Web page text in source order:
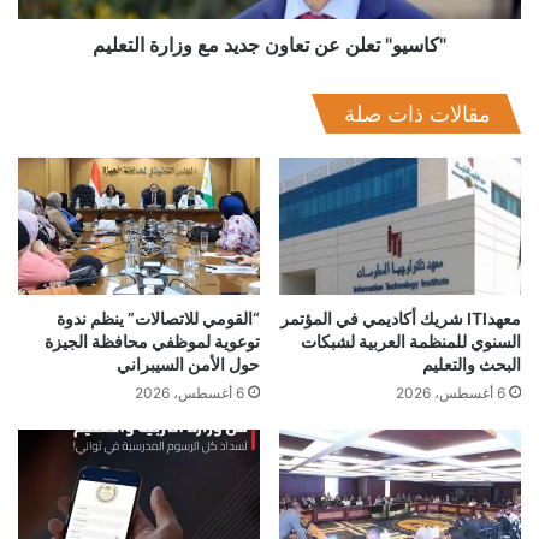
المعلومات المصري والخدمات القائمة عليها – شاملة خدمات
الصادرات وخدمات التعهيد المحلية والداخلية -إلى 378 ألف موظف
موظف خلال عام 2017.
وتري «آي دي سي» أن معدلات النمو الحالية ستسهم في الارتقاء
بصادرات مصر من تكنولوجيا المعلومات والخدمات القائمة عليها
بشكل كبير، بشرط استمرار القطاع في تبنى التكنولوجيات الحديثة
ونماذج الأعمال المبتكرة
"كاسيو" تعلن عن تعاون جديد مع وزارة التعليم
مقالات ذات صلة
معهدITI شريك أكاديمي في المؤتمر
السنوي للمنظمة العربية لشبكات
البحث والتعليم
6 أغسطس، 2026
“القومي للاتصالات” ينظم ندوة
توعوية لموظفي محافظة الجيزة
حول الأمن السيبراني
6 أغسطس، 2026